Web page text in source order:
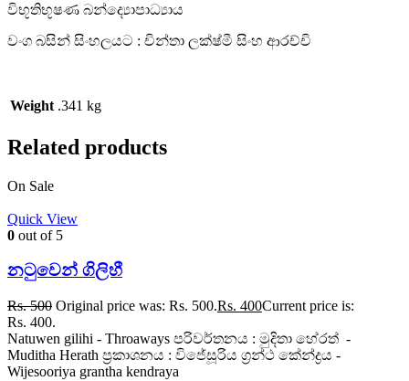
විභූතිභූෂණ බන්ද්‍යොපාධ්‍යාය
වංග බසින් සිංහලයට : චින්තා ලක්ෂ්මී සිංහ ආරච්චි
Weight .341 kg
Related products
On Sale
Quick View
0 out of 5
නටුවෙන් ගිලිහී
Rs.500 Original price was: Rs. 500.Rs. 400Current price is:
Rs. 400.
Natuwen gilihi - Throaways පරිවර්තනය : මුදිතා හේරත් -
Muditha Herath ප්‍රකාශනය : විජේසූරිය ග්‍රන්ථ කේන්ද්‍රය -
Wijesooriya grantha kendraya